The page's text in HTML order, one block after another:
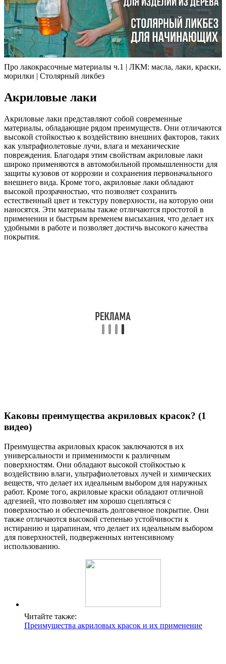
Про лакокрасочные материалы ч.1 | ЛКМ: масла, лаки, краски,
морилки | Столярный ликбез
Акриловые лаки
Акриловые лаки представляют собой современные
материалы, обладающие рядом преимуществ. Они отличаются
высокой стойкостью к воздействию внешних факторов, таких
как ультрафиолетовые лучи, влага и механические
повреждения. Благодаря этим свойствам акриловые лаки
широко применяются в автомобильной промышленности для
защиты кузовов от коррозии и сохранения первоначального
внешнего вида. Кроме того, акриловые лаки обладают
высокой прозрачностью, что позволяет сохранить
естественный цвет и текстуру поверхности, на которую они
наносятся. Эти материалы также отличаются простотой в
применении и быстрым временем высыхания, что делает их
удобными в работе и позволяет достичь высокого качества
покрытия.
Каковы преимущества акриловых красок? (1
видео)
Преимущества акриловых красок заключаются в их
универсальности и применимости к различным
поверхностям. Они обладают высокой стойкостью к
воздействию влаги, ультрафиолетовых лучей и химических
веществ, что делает их идеальным выбором для наружных
работ. Кроме того, акриловые краски обладают отличной
адгезией, что позволяет им хорошо сцепляться с
поверхностью и обеспечивать долговечное покрытие. Они
также отличаются высокой степенью устойчивости к
истиранию и царапинам, что делает их идеальным выбором
для поверхностей, подверженных интенсивному
использованию.
Читайте также:
Преимущества акриловых красок и их применение